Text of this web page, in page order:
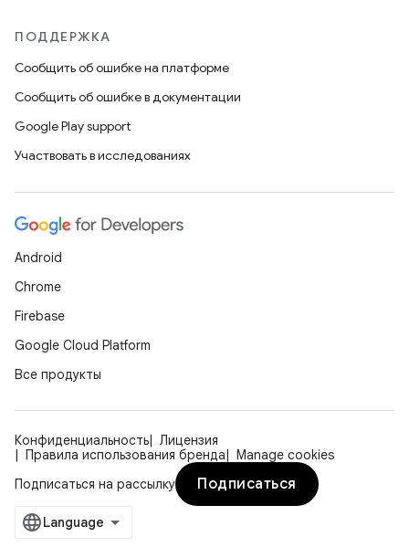
ПОДДЕРЖКА
Сообщить об ошибке на платформе
Сообщить об ошибке в документации
Google Play support
Участвовать в исследованиях
Android
Chrome
Firebase
Google Cloud Platform
Все продукты
Конфиденциальность
Лицензия
Правила использования бренда
Manage cookies
Подписаться на рассылку
Подписаться